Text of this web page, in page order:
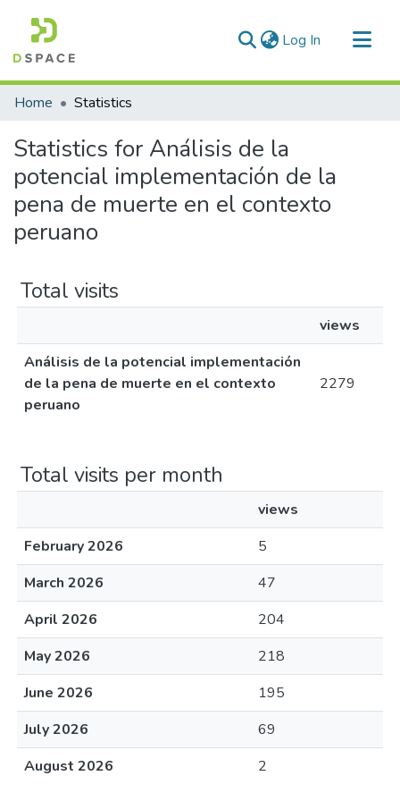
Log In (current)
Communities & Collections
Home Statistics
Statistics for Análisis de la
potencial implementación de la
pena de muerte en el contexto
peruano
Total visits
views
Análisis de la potencial implementación
de la pena de muerte en el contexto
peruano
2279
Total visits per month
views
February 2026
5
March 2026
47
April 2026
204
May 2026
218
June 2026
195
July 2026
69
August 2026
2